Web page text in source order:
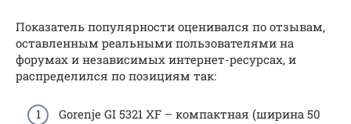
Показатель популярности оценивался по отзывам,
оставленным реальными пользователями на
форумах и независимых интернет-ресурсах, и
распределился по позициям так:
Gorenje GI 5321 XF – компактная (ширина 50